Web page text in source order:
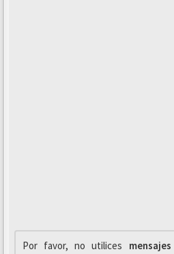
Por favor, no utilices